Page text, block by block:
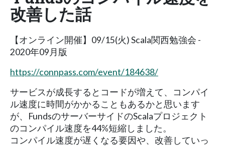
改善した話
【オンライン開催】09/15(火) Scala関西勉強会 -
2020年09月版
https://connpass.com/event/184638/
サービスが成長するとコードが増えて、コンパイ
ル速度に時間がかかることもあるかと思います
が、FundsのサーバーサイドのScalaプロジェクト
のコンパイル速度を44%短縮しました。
コンパイル速度が遅くなる要因や、改善していっ